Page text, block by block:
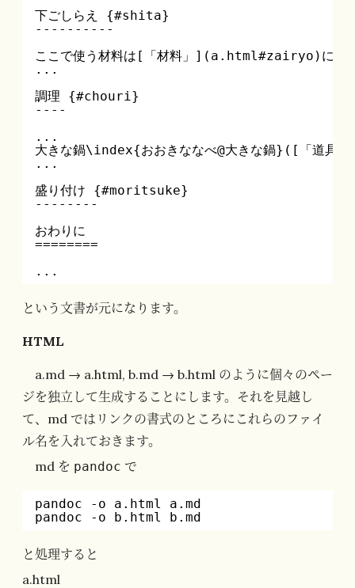
下ごしらえ {#shita}
----------
ここで使う材料は[「材料」](a.html#zairyo)にまと
...
調理 {#chouri}
----
...
大きな鍋\index{おおきななべ@大きな鍋}([「道具
...
盛り付け {#moritsuke}
--------
おわりに
========
...
という文書が元になります。
HTML
a.md → a.html, b.md → b.html のように個々のペー
ジを独立して生成することにします。それを見越し
て、md ではリンクの書式のところにこれらのファイ
ル名を入れておきます。
md を pandoc で
pandoc -o a.html a.md
pandoc -o b.html b.md
と処理すると
a.html